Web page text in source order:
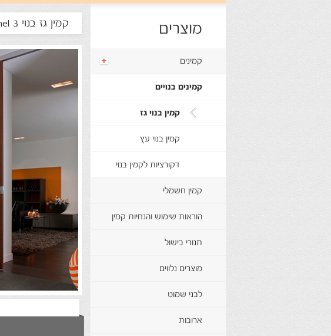
קמין גז בנוי Derby Large Tunnel 3 מוצרים
קמינים
קמינים בנויים
קמין בנוי גז
קמין בנוי עץ
דקורציות לקמין בנוי
קמין חשמלי
הוראות שימוש והנחיות קמין
תנורי בישול
מוצרים נלווים
לבני שמוט
ארובות